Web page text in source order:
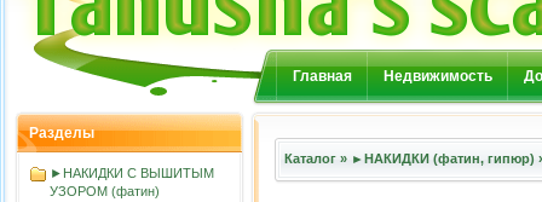
Главная Недвижимость
Разделы
►НАКИДКИ С ВЫШИТЫМ
УЗОРОМ (фатин)
Каталог » ►НАКИДКИ (фатин, гипюр)